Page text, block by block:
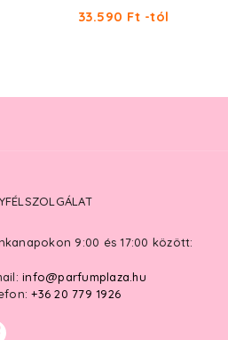
33.590 Ft -tól
9:00 és 17:00 között:
info@parfumplaza.hu
+36 20 779 1926